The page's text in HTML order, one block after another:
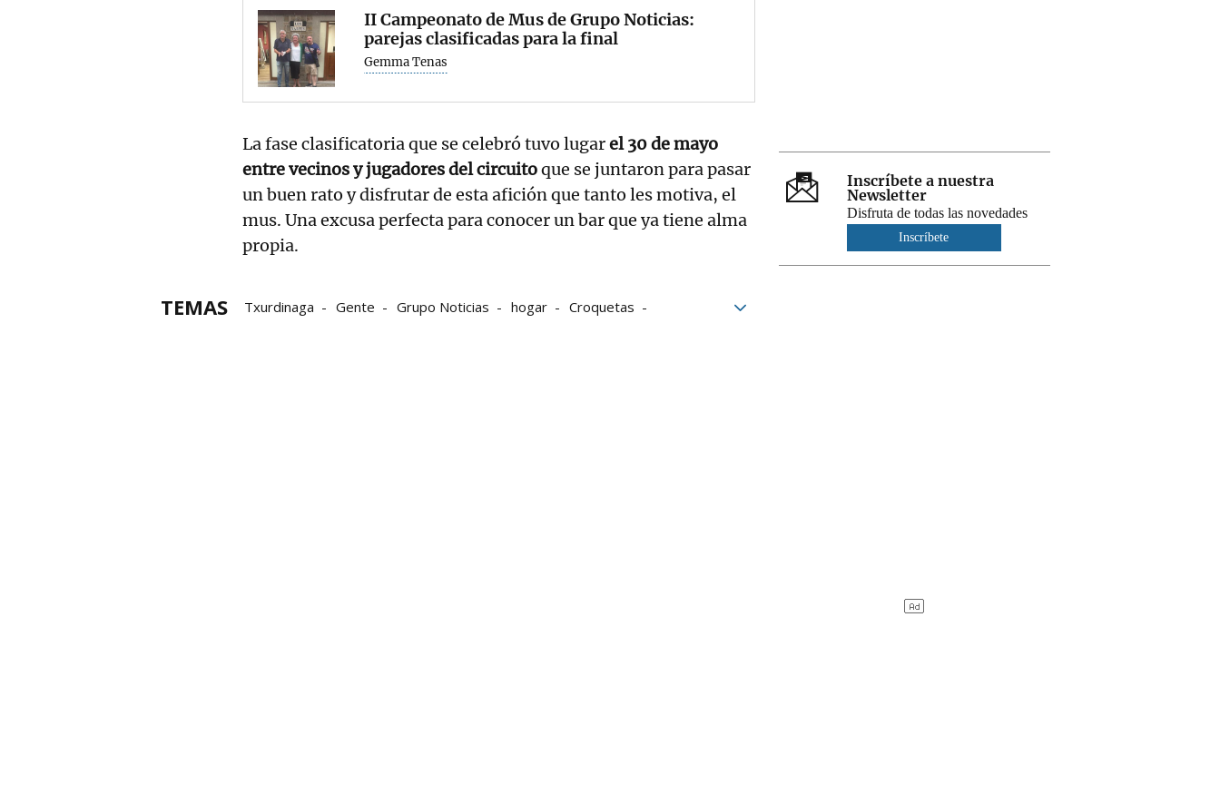
II Campeonato de Mus de Grupo Noticias:
parejas clasificadas para la final
Gemma Tenas
La fase clasificatoria que se celebró tuvo lugarel 30 de mayo
entre vecinos y jugadores del circuitoque se juntaron para pasar
un buen rato y disfrutar de esta afición que tanto les motiva, el
mus. Una excusa perfecta para conocer un bar que ya tiene alma
propia.
TEMAS Txurdinaga Gente Grupo Noticias hogar
Croquetas
Inscríbete a nuestra
Newsletter
Disfruta de todas las novedades
Inscríbete